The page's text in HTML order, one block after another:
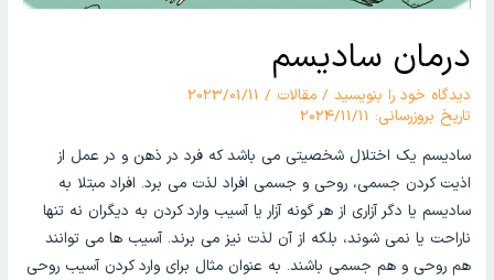
درمان سادیسم
دیدگاه‌ خود را بنویسید /مقالات /
2023/01/11
تاریخ بروزرسانی: 2024/11/11
سادیسم یک اختلال شخصیتی می باشد که فرد در ذهن و در عمل از
اذیت کردن جسمی، روحی و جسمی افراد لذت می برد. افراد مبتلا به
سادیسم یا دگر آزاری از هر گونه آزار یا آسیب وارد کردن به دیگران نه تنها
ناراحت یا نمی شوند، بلکه از آن لذت نیز می برند. آسیب ها می توانند
هم روحی و هم جسمی باشند. به عنوان مثال برای وارد کردن آسیب روحی